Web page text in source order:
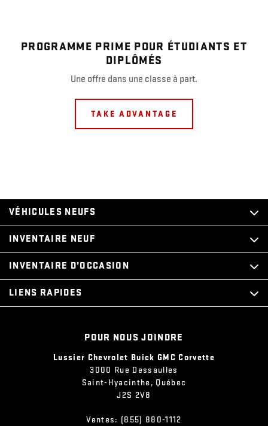
PROGRAMME PRIME POUR ÉTUDIANTS ET
DIPLÔMÉS
Une offre dans une classe à part.
TAKE ADVANTAGE
POUR NOUS JOINDRE
Lussier Chevrolet Buick GMC Corvette
3000 Rue Dessaulles
Saint-Hyacinthe , Québec
J2S 2V8
Ventes: (855) 880-1112
VÉHICULES NEUFS
INVENTAIRE NEUF
INVENTAIRE D’OCCASION
LIENS RAPIDES